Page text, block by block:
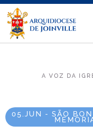
A VOZ DA
05.JUN - SÃO